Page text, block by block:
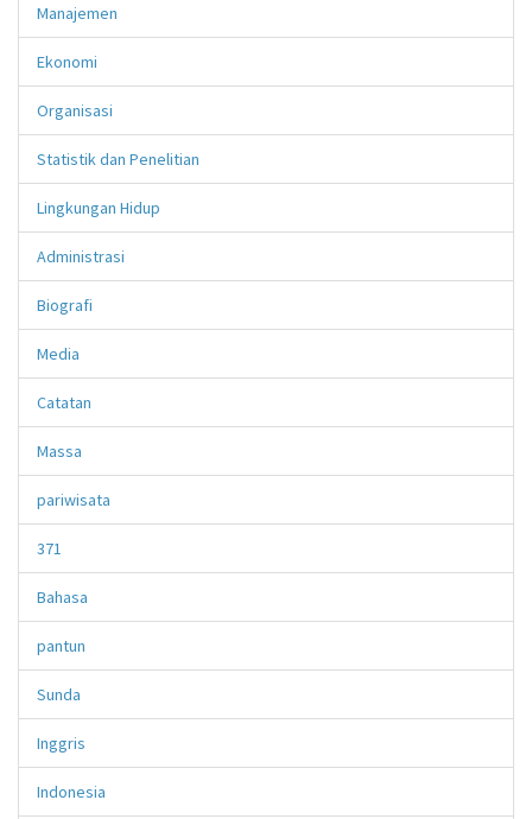
Manajemen
Ekonomi
Organisasi
Statistik dan Penelitian
Lingkungan Hidup
Administrasi
Biografi
Media
Catatan
Massa
pariwisata
371
Bahasa
pantun
Sunda
Inggris
Indonesia